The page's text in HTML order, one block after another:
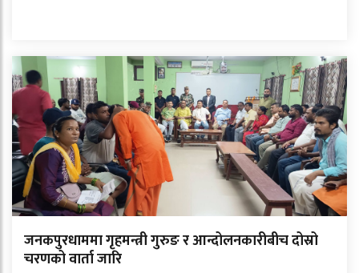
जनकपुरधाममा गृहमन्त्री गुरुङ र आन्दोलनकारीबीच दोस्रो
चरणको वार्ता जारि